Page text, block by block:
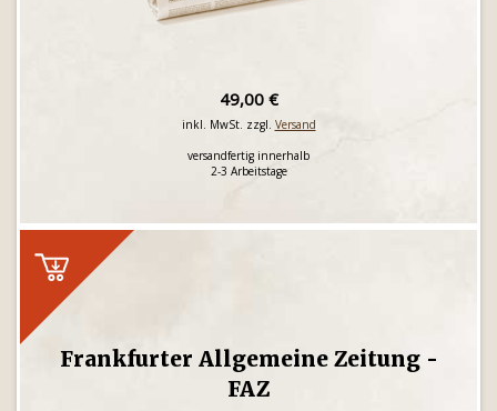
49,00 €
inkl. MwSt. zzgl. Versand
versandfertig innerhalb
2-3 Arbeitstage
Frankfurter Allgemeine Zeitung -
FAZ